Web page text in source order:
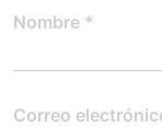
Nombre *
Correo